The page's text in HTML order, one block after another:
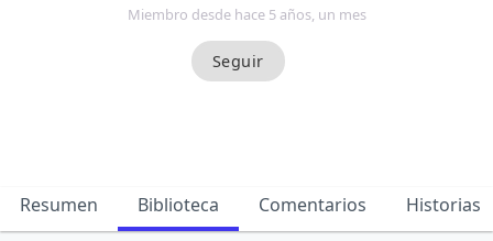
Miembro desde hace 5 años, un mes
Resumen Biblioteca Comentarios Historias